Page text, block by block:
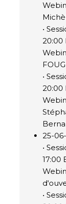
•
20:00
•
20:00
25-
•
17:00
•